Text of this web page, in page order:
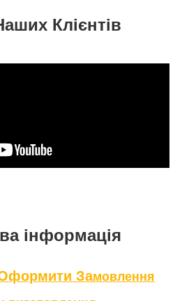
Клієнтів
інформація
Замовлення